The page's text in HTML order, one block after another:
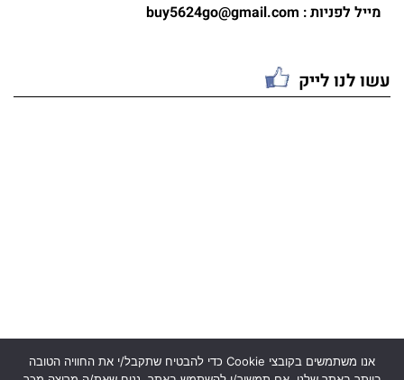
מייל לפניות : buy5624go@gmail.com
עשו לנו לייק
אנו משתמשים בקובצי Cookie כדי להבטיח שתקבל/י את החוויה הטובה